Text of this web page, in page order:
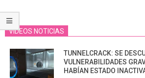
VIDEOS NOTICIAS
TUNNELCRACK: SE
VULNERABILIDADES
HABÍAN ESTADO